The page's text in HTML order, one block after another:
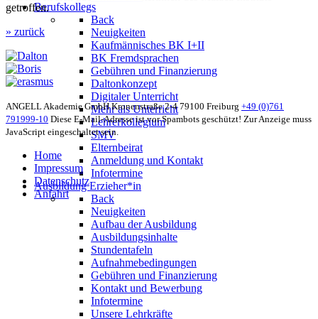
Berufskollegs
Back
Neuigkeiten
Kaufmännisches BK I+II
BK Fremdsprachen
Gebühren und Finanzierung
Daltonkonzept
Digitaler Unterricht
Mehr als Unterricht
Lehrerkollegium
SMV
Elternbeirat
Anmeldung und Kontakt
Infotermine
Ausbildung Erzieher*in
Back
Neuigkeiten
Aufbau der Ausbildung
Ausbildungsinhalte
Stundentafeln
Aufnahmebedingungen
Gebühren und Finanzierung
Kontakt und Bewerbung
Infotermine
Unsere Lehrkräfte
getroffen.
» zurück
ANGELL Akademie GmbH Kronenstraße 2-4 79100 Freiburg +49 (0)761
791999-10 Diese E-Mail-Adresse ist vor Spambots geschützt! Zur Anzeige muss
JavaScript eingeschaltet sein.
Home
Impressum
Datenschutz
Anfahrt